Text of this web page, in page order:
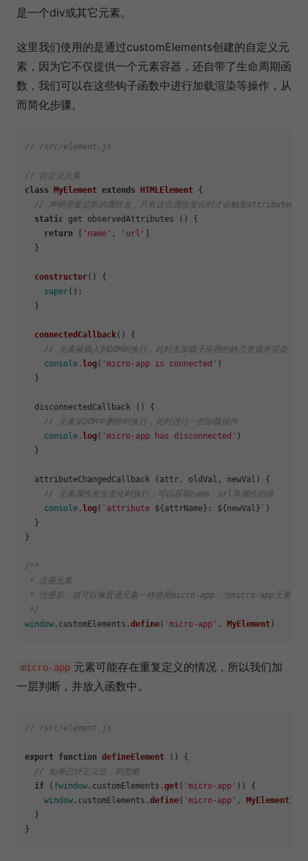
是一个div或其它元素。
这里我们使用的是通过customElements创建的自定义元
素，因为它不仅提供一个元素容器，还自带了生命周期函
数，我们可以在这些钩子函数中进行加载渲染等操作，从
而简化步骤。
// /src/element.js
// 自定义元素
class
MyElement extends HTMLElement {
// 声明需要监听的属性名，只有这些属性变化时才会触发
static get observedAttributes () {
return
'name' , 'url'
  }
constructor( ) {
super();
  }
connectedCallback( ) {
// 元素被插入到DOM时执行，此时去加载子应用的静态资源并渲染
console . log( 'micro-app is connected' )
  }
  disconnectedCallback () {
// 元素从DOM中删除时执行，此时进行一些卸载操作
console . log( 'micro-app has disconnected' )
  }
  attributeChangedCallback (attr, oldVal, newVal) {
// 元素属性发生变化时执行，可以获取name、url等属性的值
console . log( `attribute ${attrName} : ${newVal} ` )
  }
}
/**
* 注册元素
* 注册后，就可以像普通元素一样使用micro-app，当micro-app元素被插
*/
window . customElements .define( 'micro-app' , MyElement
micro-app 元素可能存在重复定义的情况，所以我们加
一层判断，并放入函数中。
// /src/element.js
export function defineElement () {
// 如果已经定义过，则忽略
if (! window . customElements .get( 'micro-app' )) {
window . customElements .define( 'micro-app' , MyElement
  }